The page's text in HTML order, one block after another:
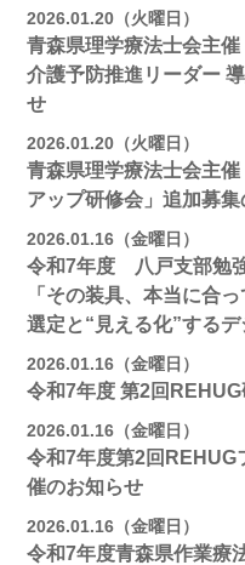
2026.01.20（火曜日）
青森県理学療法士会主
介護予防推進リーダー
せ
2026.01.20（火曜日）
青森県理学療法士会主
アップ研修会」追加募
2026.01.16（金曜日）
令和7年度 八戸支部勉
「その装具、本当に合
選定と“見える化”する
2026.01.16（金曜日）
令和7年度 第2回
2026.01.16（金曜日）
令和7年度第2回REHUG
催のお知らせ
2026.01.16（金曜日）
令和7年度青森県作業療